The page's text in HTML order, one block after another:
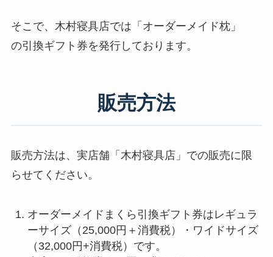
そこで、木村寝具店では「オーダーメイド枕」
の引換ギフト券を発行しております。
販売方法
販売方法は、実店舗「木村寝具店」での販売に限
らせてください。
オーダーメイドまくら引換ギフト券はレギュラ
ーサイズ（25,000円＋消費税）・ワイドサイズ
（32,000円+消費税）です。